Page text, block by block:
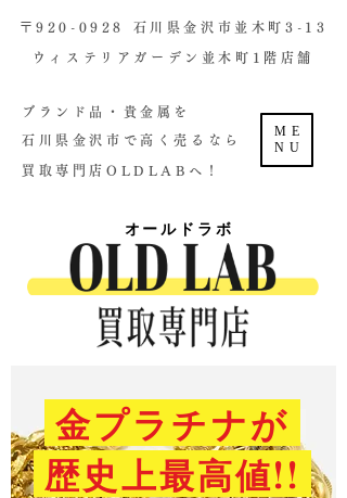
ME
NU
金プラチナが
歴史上最高値!!
​〒920-0928 石川県金沢市並木町3-13
ウィステリアガーデン並木町1階店舗​
ブランド品・貴金属を
石川県金沢市で高く売るなら
買取専門店OLDLABへ！
オールドラボ